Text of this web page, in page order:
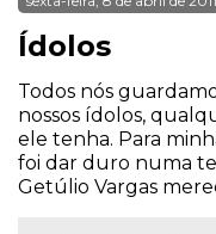
Ídolos
Todos nós
nossos ídolos,
ele tenha. Para
foi dar duro numa
Getúlio Vargas